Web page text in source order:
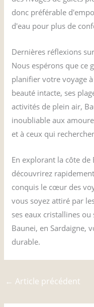
donc préférable
d'eau pour plus de
Dernières réflexions
Nous espérons que ce
planifier votre voyage
beauté intacte, ses
activités de plein air,
inoubliable aux
et à ceux qui
En explorant la côte
découvrirez
conquis le cœur des
vous soyez attiré par
ses eaux cristallines
Baunei, en Sardaigne,
durable.
← Article précédent